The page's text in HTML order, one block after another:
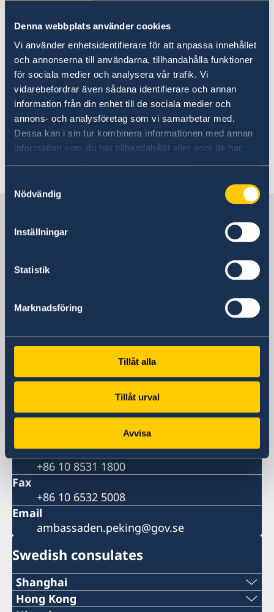
Denna webbplats använder cookies
Vi använder enhetsidentifierare för att anpassa innehållet
och annonserna till användarna, tillhandahålla funktioner
för sociala medier och analysera vår trafik. Vi
vidarebefordrar även sådana identifierare och annan
information från din enhet till de sociala medier och
annons- och analysföretag som vi samarbetar med.
Dessa kan i sin tur kombinera informationen med annan
information som du har tillhandahållit eller som de har
Nödvändig
Inställningar
Statistik
Marknadsföring
Tillåt alla
Tillåt urval
Avvisa
China
Embassy
3, Dongzhimenwai Dajie
Beijing
Embassy of Sweden
3, Dongzhimenwai Dajie
Sanlitun, Chaoyang District
Beijing 100600
Phone
+86 10 8531 1800
Fax
+86 10 6532 5008
Email
ambassaden.peking@gov.se
Swedish consulates
Shanghai
Tel:
Hong Kong